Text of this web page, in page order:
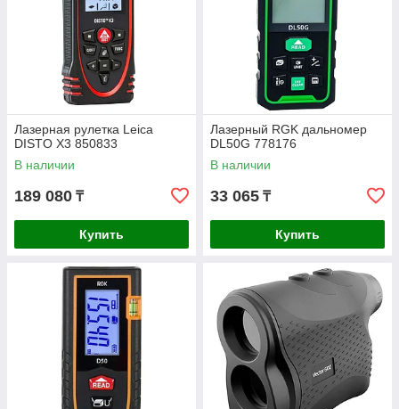
Лазерная рулетка Leica
DISTO X3 850833
В наличии
189 080 ₸
Купить
Лазерный RGK дальномер
DL50G 778176
В наличии
33 065 ₸
Купить